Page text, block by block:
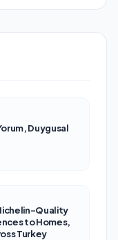
Duygusal
Quality
to Homes,
Turkey